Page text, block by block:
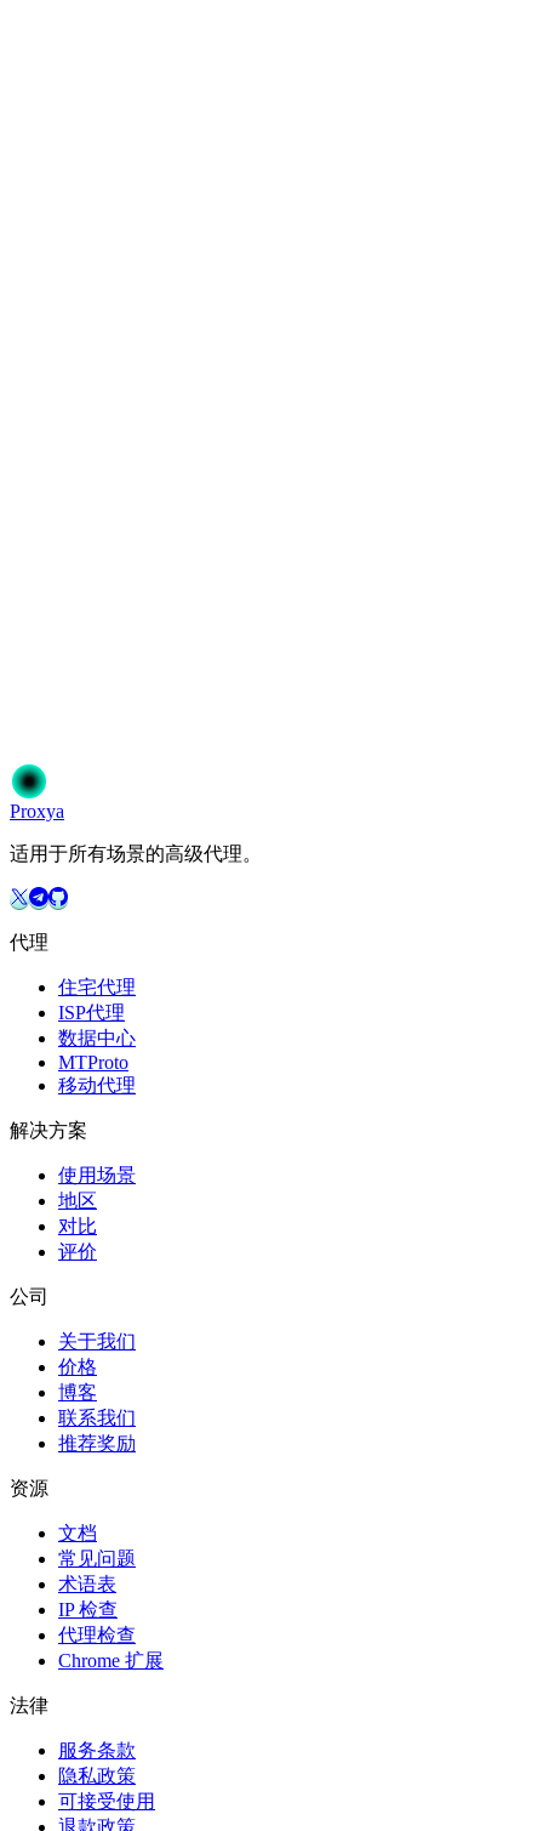
开始使用
Proxya
适用于所有场景的高级代理。
代理
住宅代理
ISP代理
数据中心
MTProto
移动代理
解决方案
使用场景
地区
对比
评价
公司
关于我们
价格
博客
联系我们
推荐奖励
资源
文档
常见问题
术语表
IP 检查
代理检查
Chrome 扩展
法律
服务条款
隐私政策
可接受使用
退款政策